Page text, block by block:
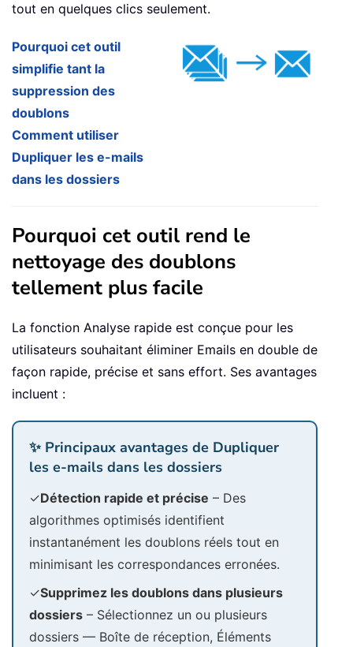
tout en quelques clics seulement.
Pourquoi cet outil
simplifie tant la
suppression des
doublons
Comment utiliser
Dupliquer les e-mails
dans les dossiers
Pourquoi cet outil rend le
nettoyage des doublons
tellement plus facile
La fonction Analyse rapide est conçue pour les
utilisateurs souhaitant éliminer Emails en double de
façon rapide, précise et sans effort. Ses avantages
incluent :
✨ Principaux avantages de Dupliquer
les e-mails dans les dossiers
✓Détection rapide et précise – Des
algorithmes optimisés identifient
instantanément les doublons réels tout en
minimisant les correspondances erronées.
✓Supprimez les doublons dans plusieurs
dossiers – Sélectionnez un ou plusieurs
dossiers — Boîte de réception, Éléments